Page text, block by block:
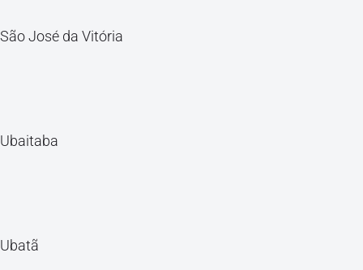
São José da Vitória
Ubaitaba
Ubatã